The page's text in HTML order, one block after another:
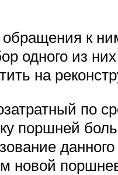
к
одного из
на
по
поршней
новой